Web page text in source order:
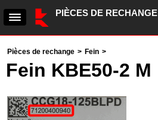
PIÈCES DE RECHANGE
Pièces de rechange > Fein >
Fein KBE50-2 M